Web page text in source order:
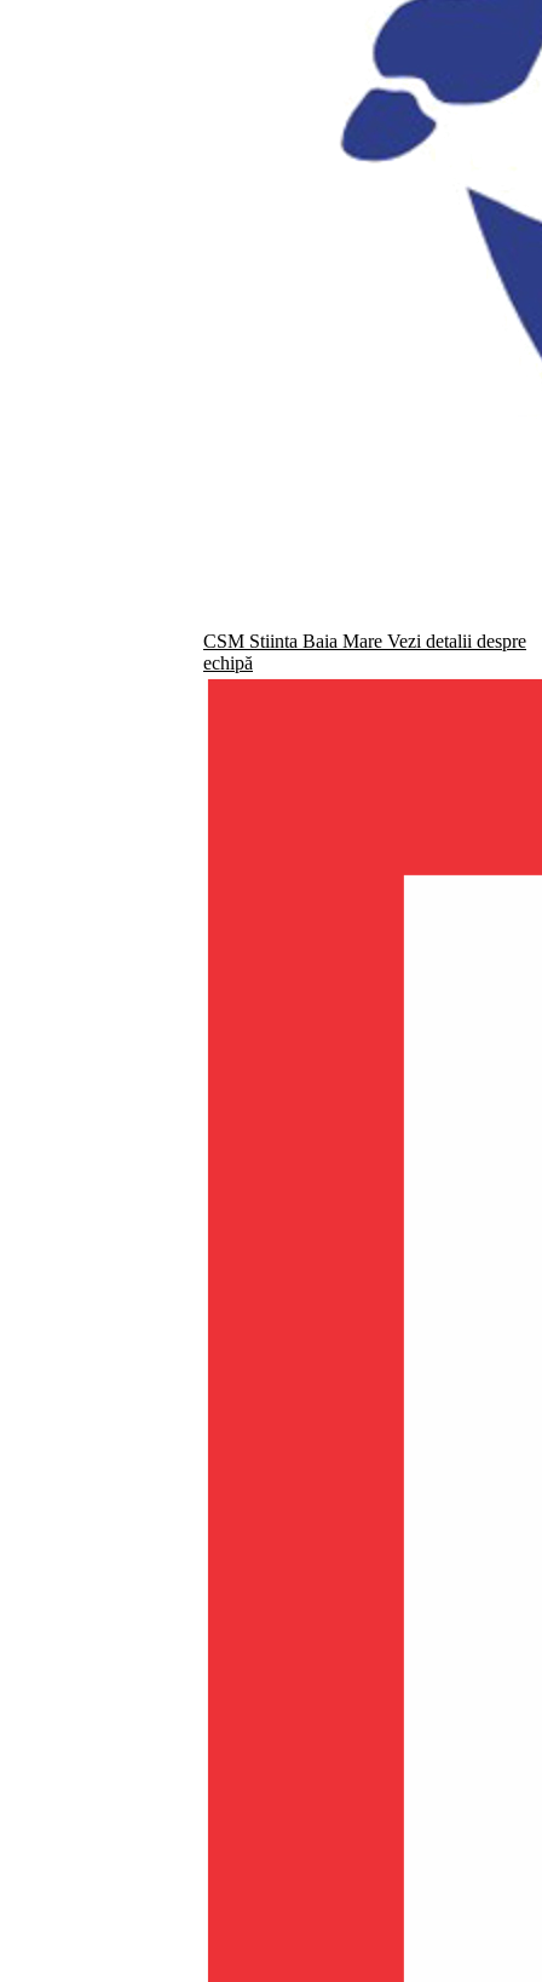
CSM Stiinta Baia Mare Vezi detalii despre
echipă